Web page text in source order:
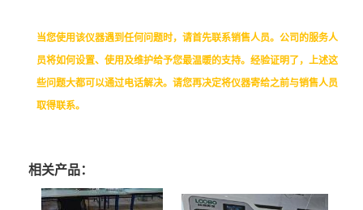
当您使用该仪器遇到任何问题时，请首先联系销售人员。公司的服务人
员将如何设置、使用及维护给予您最温暖的支持。经验证明了，上述这
些问题大都可以通过电话解决。请您再决定将仪器寄给之前与销售人员
取得联系。
相关产品：